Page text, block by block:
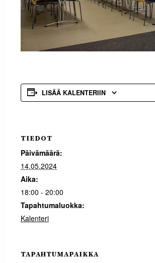
LISÄÄ KALENTERIIN
TIEDOT
Päivämäärä:
14.05.2024
Aika:
18:00 - 20:00
Tapahtumaluokka:
Kalenteri
TAPAHTUMAPAIKKA